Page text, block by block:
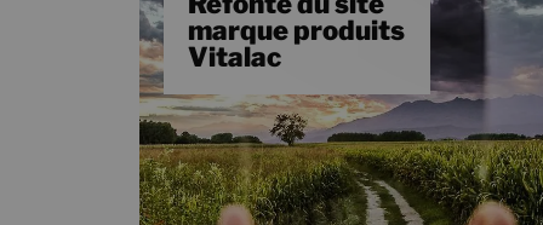
marque produits
Vitalac